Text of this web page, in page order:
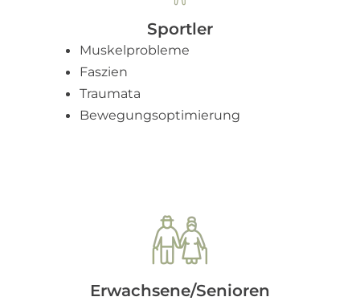
Sportler
Muskelprobleme
Faszien
Traumata
Bewegungsoptimierung
Erwachsene/Senioren